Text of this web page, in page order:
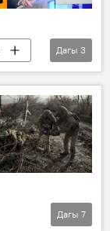
Дагы 3
Дагы 7